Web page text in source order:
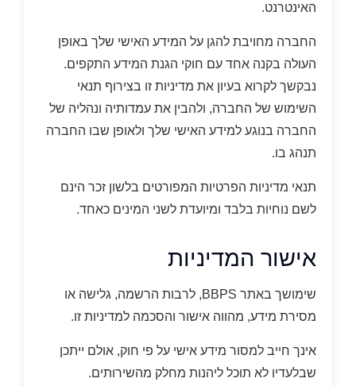
האינטרנט.
החברה מחויבת להגן על המידע האישי שלך באופן
העולה בקנה אחד עם חוקי הגנת המידע התקפים.
נבקשך לקרוא בעיון את מדיניות זו בצירוף תנאי
השימוש של החברה, ולהבין את עמדותיה ונהליה של
החברה בנוגע למידע האישי שלך ולאופן שבו החברה
תנהג בו.
תנאי מדיניות הפרטיות המפורטים בלשון זכר הינם
לשם נוחיות בלבד ומיועדת לשני המינים כאחד.
אישור המדיניות
שימושך באתר BBPS, לרבות הרשמה, גלישה או
מסירת מידע, מהווה אישור והסכמה למדיניות זו.
אינך חייב למסור מידע אישי על פי חוק, אולם ייתכן
שבלעדיו לא תוכל ליהנות מחלק מהשירותים.